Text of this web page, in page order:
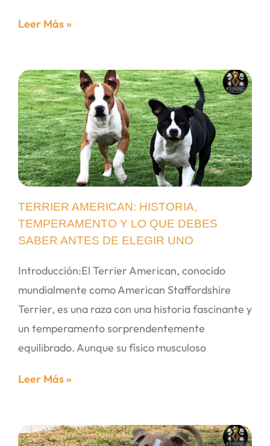
Leer Más »
TERRIER AMERICAN: HISTORIA,
TEMPERAMENTO Y LO QUE DEBES
SABER ANTES DE ELEGIR UNO
Introducción:El Terrier American, conocido
mundialmente como American Staffordshire
Terrier, es una raza con una historia fascinante y
un temperamento sorprendentemente
equilibrado. Aunque su físico musculoso
Leer Más »